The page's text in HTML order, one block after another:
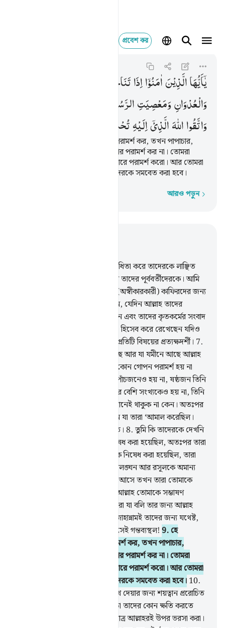
প্রবেশ কর
یٰۤاَیُّهَاالَّذِیْنَاٰمَنُوْۤااِذَاتَنَاجَیْتُمْ
وَالْعُدْوَانِوَمَعْصِیَتِالرَّسُوْلِ
وَاتَّقُوااللّٰهَالَّذِیْۤاِلَیْهِتُحْشَرُوْنَ
হে মু’মিনগণ! তোমরা যখন গোপন পরামর্শ কর, তখন পাপাচার,
সীমালঙ্ঘন আর রসূলকে অমান্য করার পরামর্শ কর না। তোমরা
সৎকর্ম ও তাকওয়া অবলম্বনের ব্যাপারে পরামর্শ করো। আর তোমরা
আল্লাহকে ভয় কর যাঁর কাছে তোমাদেরকে সমবেত করা হবে।
আরও পড়ুন
যারা আল্লাহ ও তাঁর রসূলের বিরোধিতা করে তাদেরকে লাঞ্ছিত
করা হবে যেমন লাঞ্ছিত করা হয়েছিল তাদের পূর্ববর্তীদেরকে। আমি
সুস্পষ্ট আয়াত অবতীর্ণ করেছি আর (অস্বীকারকারী) কাফিরদের জন্য
সেদিন, যেদিন আল্লাহ তাদের
সকলকে আবার জীবিত করে উঠাবেন এবং তাদের কৃতকর্মের সংবাদ
তাদেরকে জানিয়ে দিবেন, আল্লাহ তা হিসেব করে রেখেছেন যদিও
তারা (নিজেরা) ভুলে গেছে। আল্লাহ প্রতিটি বিষয়ের প্রত্যক্ষদর্শী। 7.
তুমি কি জান না যে, যা আকাশে আছে আর যা যমীনে আছে আল্লাহ
সব জানেন। তিনজনের মধ্যে এমন কোন গোপন পরামর্শ হয় না
যাতে চতুর্থজন আল্লাহ হন না, আর পাঁচজনেও হয় না, ষষ্ঠজন তিনি
ছাড়া, এর কম সংখ্যকেও হয় না, আর বেশি সংখ্যকেও হয় না, তিনি
তাদের সঙ্গে থাকা ব্যতীত, তারা যেখানেই থাকুক না কেন। অতঃপর
ক্বিয়ামত দিবসে তিনি জানিয়ে দেবেন যা তারা ‘আমাল করেছিল।
আল্লাহ সকল বিষয়ে পূর্ণভাবে অবগত। 8. তুমি কি তাদেরকে দেখনি
যাদেরকে গোপন পরামর্শ করতে নিষেধ করা হয়েছিল, অতঃপর তারা
আবার তাই করল যা করতে তাদেরকে নিষেধ করা হয়েছিল, তারা
গোপনে পরামর্শ করল পাপাচার, সীমালঙ্ঘন আর রসূলকে অমান্য
করা নিয়ে। তারা যখন তোমার কাছে আসে তখন তারা তোমাকে
এমনভাবে সম্ভাষণ করে যেমনভাবে আল্লাহ তোমাকে সম্ভাষণ
করেননি। তারা মনে মনে বলে- ‘আমরা যা বলি তার জন্য আল্লাহ
আমাদেরকে ‘আযাব দেন না কেন? জাহান্নামই তাদের জন্য যথেষ্ট,
তাতে তারা জ্বলবে, কতই না নিকৃষ্ট সেই গন্তব্যস্থল! 9.হে
মু’মিনগণ! তোমরা যখন গোপন পরামর্শ কর, তখন পাপাচার,
সীমালঙ্ঘন আর রসূলকে অমান্য করার পরামর্শ কর না। তোমরা
সৎকর্ম ও তাকওয়া অবলম্বনের ব্যাপারে পরামর্শ করো। আর তোমরা
আল্লাহকে ভয় কর যাঁর কাছে তোমাদেরকে সমবেত করা হবে। 10.
গোপন পরামর্শ হল মু’মিনদেরকে দুঃখ দেয়ার জন্য শয়ত্বান প্ররোচিত
কাজ। তবে আল্লাহর অনুমতি ছাড়া তা তাদের কোন ক্ষতি করতে
পারে না। মু’মিনদের কর্তব্য হল একমাত্র আল্লাহরই উপর ভরসা করা।